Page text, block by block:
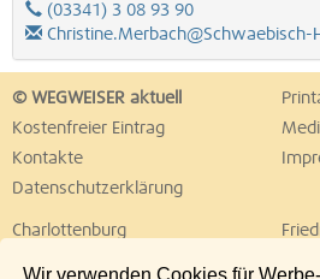
Wir verwenden Cookies für
(03341) 3 08 93 90
Christine.Merbach@Schwaebisch-
© WEGWEISER aktuell
Kostenfreier Eintrag
Kontakte
Datenschutzerklärung
Charlottenburg